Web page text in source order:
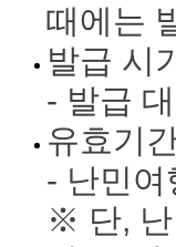
때에는
발급 시
- 발급
유효기
- 난민
※ 단, 난